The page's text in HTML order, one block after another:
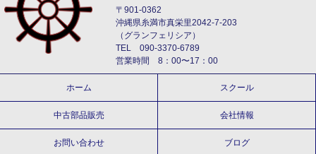
〒901-0362
沖縄県糸満市真栄里2042-7-203
（グランフェリシア）
TEL 090-3370-6789
営業時間 8：00〜17：00
ホーム スクール
中古部品販売 会社情報
お問い合わせ ブログ